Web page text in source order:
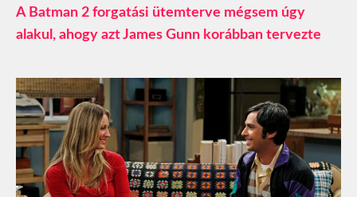
A Batman 2 forgatási ütemterve mégsem úgy
alakul, ahogy azt James Gunn korábban tervezte